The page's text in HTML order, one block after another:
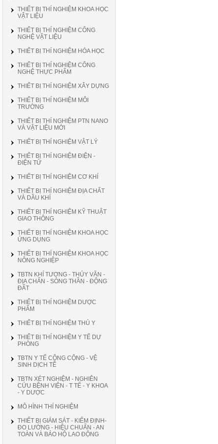
THIẾT BỊ THÍ NGHIỆM KHOA HỌC
VẬT LIỆU
THIẾT BỊ THÍ NGHIỆM CÔNG
NGHỆ VẬT LIỆU
THIẾT BỊ THÍ NGHIỆM HÓA HỌC
THIẾT BỊ THÍ NGHIỆM CÔNG
NGHỆ THỰC PHẨM
THIẾT BỊ THÍ NGHIỆM XÂY DỰNG
THIẾT BỊ THÍ NGHIỆM MÔI
TRƯỜNG
THIẾT BỊ THÍ NGHIỆM PTN NANO
VÀ VẬT LIỆU MỚI
THIẾT BỊ THÍ NGHIỆM VẬT LÝ
THIẾT BỊ THÍ NGHIỆM ĐIỆN -
ĐIỆN TỬ
THIẾT BỊ THÍ NGHIỆM CƠ KHÍ
THIẾT BỊ THÍ NGHIỆM ĐỊA CHẤT
VÀ DẦU KHÍ
THIẾT BỊ THÍ NGHIỆM KỸ THUẬT
GIAO THÔNG
THIẾT BỊ THÍ NGHIỆM KHOA HỌC
ỨNG DỤNG
THIẾT BỊ THÍ NGHIỆM KHOA HỌC
NÔNG NGHIỆP
TBTN KHÍ TƯỢNG - THỦY VĂN -
ĐỊA CHẤN - SÓNG THẦN - ĐỘNG
ĐẤT
THIẾT BỊ THÍ NGHIỆM DƯỢC
PHẨM
THIẾT BỊ THÍ NGHIỆM THÚ Y
THIẾT BỊ THÍ NGHIỆM Y TẾ DỰ
PHÒNG
TBTN Y TẾ CÔNG CỘNG - VỆ
SINH DỊCH TỄ
TBTN XÉT NGHIỆM - NGHIÊN
CỨU BỆNH VIỆN - T TẾ - Y KHOA
- Y DƯỢC
MÔ HÌNH THÍ NGHIỆM
THIẾT BỊ GIÁM SÁT - KIỂM ĐỊNH-
ĐO LƯỜNG - HIỆU CHUẨN - AN
TOÀN VÀ BẢO HỘ LAO ĐỘNG